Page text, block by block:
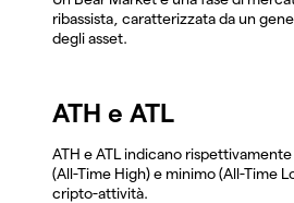
ribassista, caratterizzata da un
degli asset.
ATH e ATL
ATH e ATL indicano
(All-Time High) e minimo (All-Time
cripto-attività.